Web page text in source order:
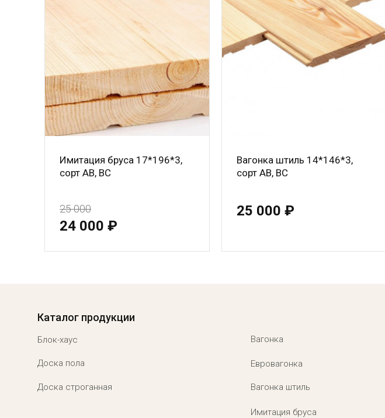
Имитация бруса 17*196*3,
сорт АВ, ВС
24 000 ₽
25 000
Вагонка штиль 14*146*3,
сорт АВ, ВС
25 000 ₽
Menu footer
Каталог продукции
Блок-хаус
Доска пола
Доска строганная
Вагонка
Евровагонка
Вагонка штиль
Имитация бруса